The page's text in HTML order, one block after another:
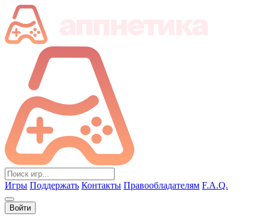
Игры Поддержать Контакты Правообладателям F.A.Q.
Войти